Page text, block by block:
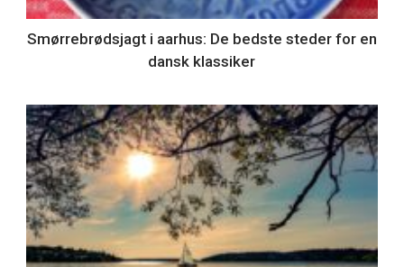
Smørrebrødsjagt i aarhus: De bedste steder for en
dansk klassiker